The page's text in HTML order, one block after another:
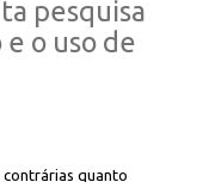
pesquisa
o uso de
quanto